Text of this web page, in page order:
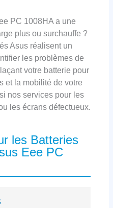
PC 1008HA a une
plus ou surchauffe ?
Asus réalisent un
les problèmes de
votre batterie pour
et la mobilité de votre
nos services pour les
les écrans défectueux.
les Batteries
Eee PC